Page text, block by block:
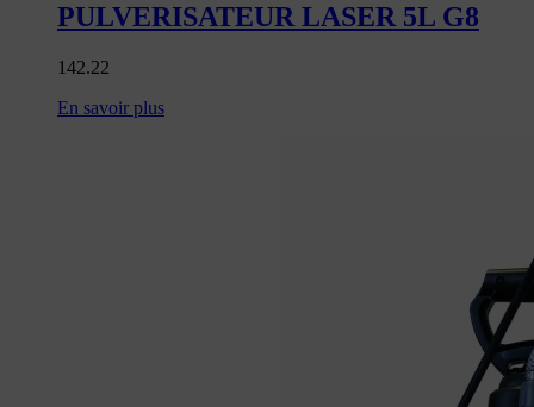
PULVERISATEUR LASER 5L G8
142.22
En savoir plus